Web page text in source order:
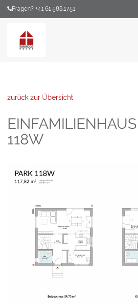
Fragen? +41 61 588.17.51
zurück zur Übersicht
118W